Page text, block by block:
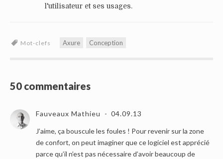
l'utilisateur et ses usages.
Mot-clefs Axure Conception
50 commentaires
Fauveaux Mathieu 04.09.13
J’aime, ça bouscule les foules ! Pour revenir sur la zone
de confort, on peut imaginer que ce logiciel est apprécié
parce qu’il n’est pas nécessaire d’avoir beaucoup de